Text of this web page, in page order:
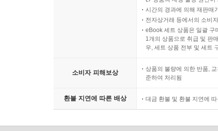
시간의 경과에 의해 재판매
전자상거래 등에서의 소비
eBook 세트 상품은 일괄 구
1개의 상품으로 취급 및 판
우, 세트 상품 전부 및 세트
소비자 피해보상
상품의 불량에 의한 반품,
준하여 처리됨
환불 지연에 따른 배상 대금 환불 및 환불 지연에